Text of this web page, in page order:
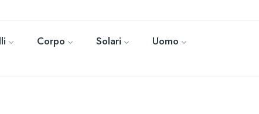
Corpo Solari
Uomo